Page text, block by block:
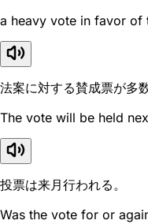
a heavy vote in favor of
法案に対する賛成票が多数
The vote will be held
投票は来月行われる。
Was the vote for or